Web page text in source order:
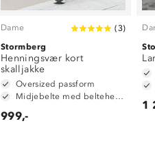
Dame (3)
Stormberg
Henningsvær kort
skalljakke
Oversized passform
999,-
1